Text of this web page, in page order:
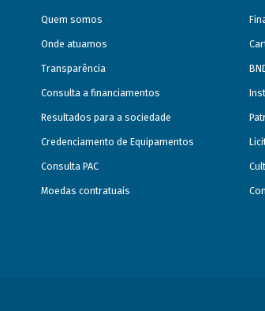
Quem somos
Onde atuamos
Transparência
Consulta a financiamentos
Resultados para a sociedade
Credenciamento de Equipamentos
Consulta PAC
Moedas contratuais